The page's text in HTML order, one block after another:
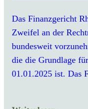
Das Finanzgericht
Zweifel an der
bundesweit
die die Grundlage
01.01.2025 ist. Das